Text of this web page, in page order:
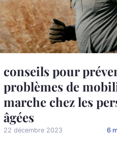
conseils pour
problèmes de
marche chez les
âgées
22 décembre 2023 6